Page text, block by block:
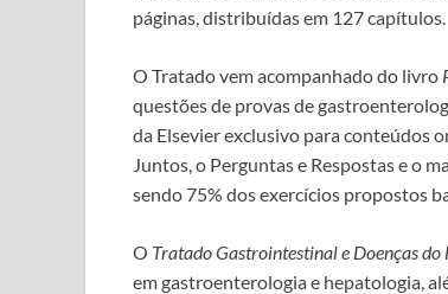
páginas, distribuídas em 127 capítulos.
O Tratado vem acompanhado do livro
questões de provas de
da Elsevier exclusivo para conteúdos
Juntos, o Perguntas e Respostas e o
sendo 75% dos exercícios propostos
O Tratado Gastrointestinal e Doenças do
em gastroenterologia e hepatologia,